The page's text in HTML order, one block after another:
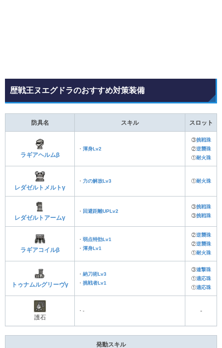
歴戦王ヌエグドラのおすすめ対策装備
防具名 スキル スロット
ラギアヘルムβ
・ 渾身Lv2
③挑戦珠
②逆襲珠
①耐火珠
レダゼルトメルトγ
・ 力の解放Lv3 ①耐火珠
レダゼルトアームγ
・ 回避距離UPLv2
③挑戦珠
③挑戦珠
ラギアコイルβ
・ 弱点特効Lv1
・ 渾身Lv1
②逆襲珠
②逆襲珠
①耐火珠
トゥナムルグリーヴγ
・ 納刀術Lv3
・ 挑戦者Lv1
③連撃珠
①適応珠
①適応珠
護石
・- -
発動スキル